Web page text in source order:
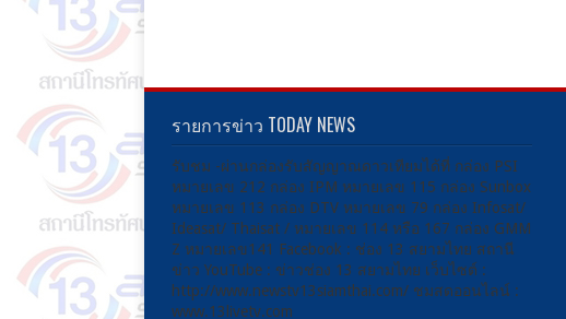
รายการข่าว TODAY NEWS
รับชม -ผ่านกล่องรับสัญญาณดาวเทียมได้ที่ กล่อง PSI
หมายเลข 212 กล่อง IPM หมายเลข 115 กล่อง Sunbox
หมายเลข 113 กล่อง DTV หมายเลข 79 กล่อง Infosat/
Ideasat/ Thaisat / หมายเลข 114 หรือ 167 กล่อง GMM
Z หมายเลข141 Facebook : ช่อง 13 สยามไทย สถานี
ข่าว YouTube : ข่าวช่อง 13 สยามไทย เว็บไซต์ :
http://www.newstv13siamthai.com/ ชมสดออนไลน์ :
www.13livetv.com